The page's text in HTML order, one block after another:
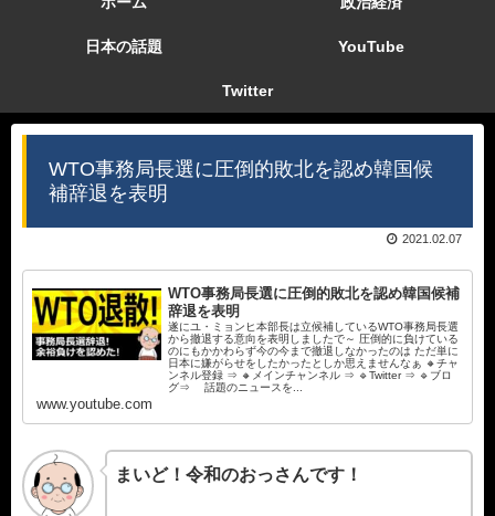
日本の話題 YouTube
Twitter
WTO事務局長選に圧倒的敗北を認め韓国候
補辞退を表明
2021.02.07
WTO事務局長選に圧倒的敗北を認め韓国候補
辞退を表明
遂にユ・ミョンヒ本部長は立候補しているWTO事務局長選
から撤退する意向を表明しましたで～ 圧倒的に負けている
のにもかかわらず今の今まで撤退しなかったのは ただ単に
日本に嫌がらせをしたかったとしか思えませんなぁ 🔸チャ
ンネル登録 ⇒ 🔸メインチャンネル ⇒ 🔹Twitter ⇒ 🔹ブロ
グ⇒ 話題のニュースを...
www.youtube.com
まいど！令和のおっさんです！